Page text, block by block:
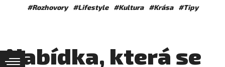
#Rozhovory
#Lifestyle #Kultura #Krása #Tipy
Nabídka, která se